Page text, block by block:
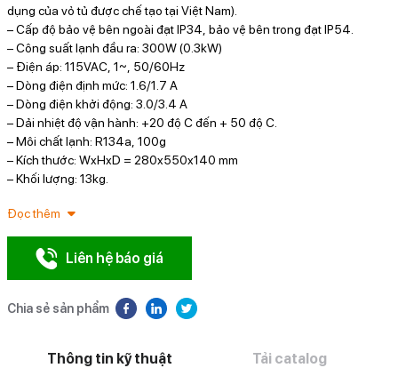
dụng của vỏ tủ được chế tạo tại Việt Nam).
– Cấp độ bảo vệ bên ngoài đạt IP34, bảo vệ bên trong đạt IP54.
– Công suất lạnh đầu ra: 300W (0.3kW)
– Điện áp: 115VAC, 1~, 50/60Hz
– Dòng điện định mức: 1.6/1.7 A
– Dòng điện khởi động: 3.0/3.4 A
– Dải nhiệt độ vận hành: +20 độ C đến + 50 độ C.
– Môi chất lạnh: R134a, 100g
– Kích thước: WxHxD = 280x550x140 mm
– Khối lượng: 13kg.
Đọc thêm
Liên hệ báo giá
Chia sẻ sản phẩm
Thông tin kỹ thuật Tải catalog